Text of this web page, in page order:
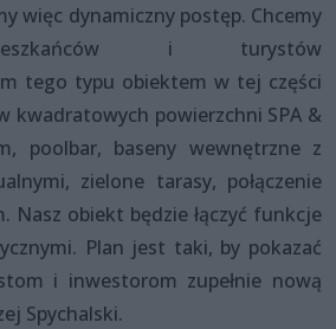
więc dynamiczny postęp. Chcemy
i turystów
tego typu obiektem w tej części
kwadratowych powierzchni SPA &
poolbar, baseny wewnętrzne z
zielone tarasy, połączenie
Nasz obiekt będzie łączyć funkcje
Plan jest taki, by pokazać
i inwestorom zupełnie nową
Spychalski.